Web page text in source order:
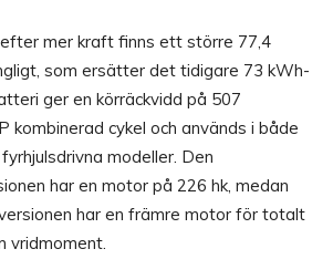
mer kraft finns ett större 77,4
som ersätter det tidigare 73 kWh-
ger en körräckvidd på 507
kombinerad cykel och används i både
modeller. Den
har en motor på 226 hk, medan
har en främre motor för totalt
vridmoment.